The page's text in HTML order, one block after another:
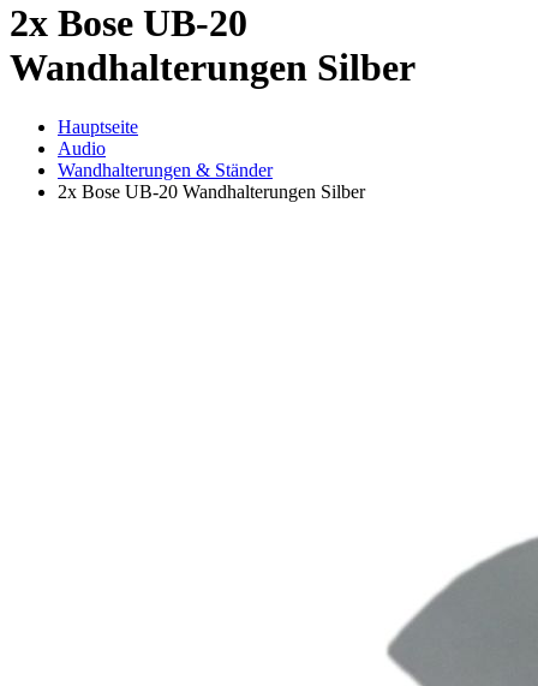
2x Bose UB-20
Wandhalterungen Silber
Hauptseite
Audio
Wandhalterungen & Ständer
2x Bose UB-20 Wandhalterungen Silber